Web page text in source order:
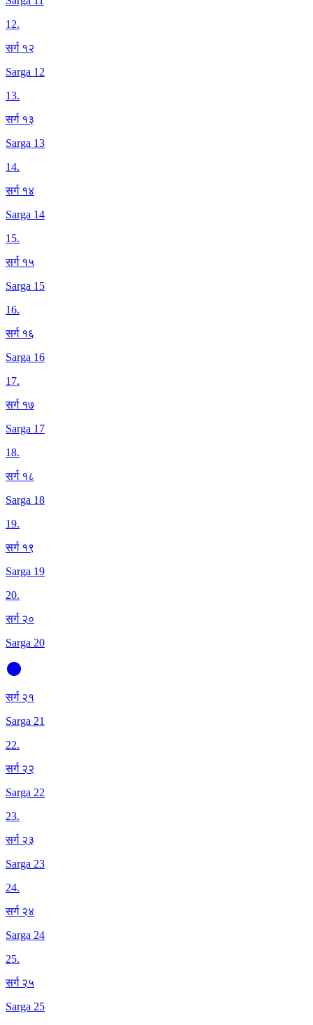
12.
सर्ग १२
Sarga 12
13.
सर्ग १३
Sarga 13
14.
सर्ग १४
Sarga 14
15.
सर्ग १५
Sarga 15
16.
सर्ग १६
Sarga 16
17.
सर्ग १७
Sarga 17
18.
सर्ग १८
Sarga 18
19.
सर्ग १९
Sarga 19
20.
सर्ग २०
Sarga 20
सर्ग २१
Sarga 21
22.
सर्ग २२
Sarga 22
23.
सर्ग २३
Sarga 23
24.
सर्ग २४
Sarga 24
25.
सर्ग २५
Sarga 25